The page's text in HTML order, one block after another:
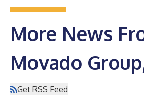
More News
Movado
Get RSS Feed